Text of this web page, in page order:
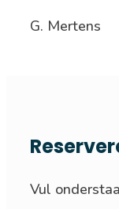
G. Mertens
Vul